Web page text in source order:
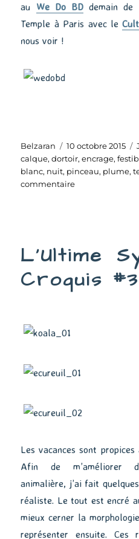
au We Do BD demain de
Temple à Paris avec le
nous voir !
Auteur
Belzaran
Publié
le
10 octobre 2015
calque,dortoir,encrage,
blanc, nuit, pinceau, plume,
commentairesur
L’Ultime
Croquis #3
Les vacances sont propices
Afin de m’améliorer
animalière, j’ai fait
réaliste. Le tout est encré
mieux cerner la
représenter ensuite. Ces